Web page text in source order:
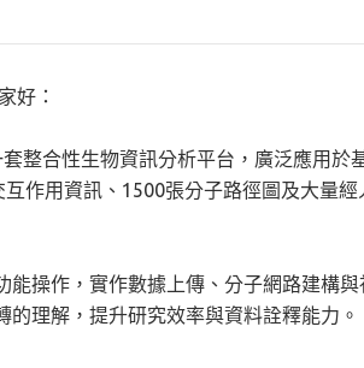
好：
整合性生物資訊分析平台，廣泛應用於
作用資訊、 1500張分子路徑圖及大量經
操作，實作數據上傳、 分子網路建構與
的理解， 提升研究效率與資料詮釋能力。